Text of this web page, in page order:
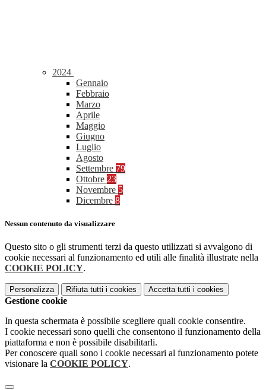
2024
Gennaio
Febbraio
Marzo
Aprile
Maggio
Giugno
Luglio
Agosto
Settembre 79
Ottobre 23
Novembre 5
Dicembre 8
Nessun contenuto da visualizzare
Questo sito o gli strumenti terzi da questo utilizzati si avvalgono di
cookie necessari al funzionamento ed utili alle finalità illustrate nella
COOKIE POLICY.
Personalizza Rifiuta tutti i cookies Accetta tutti i cookies
Gestione cookie
In questa schermata è possibile scegliere quali cookie consentire.
I cookie necessari sono quelli che consentono il funzionamento della
piattaforma e non è possibile disabilitarli.
Per conoscere quali sono i cookie necessari al funzionamento potete
visionare la COOKIE POLICY.